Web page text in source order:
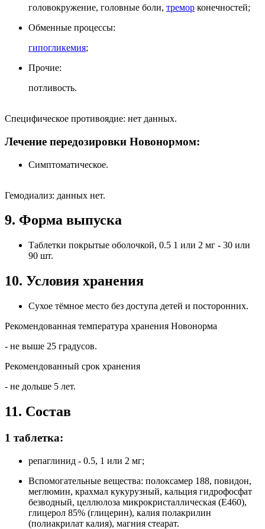
головокружение, головные боли, тремор конечностей;
Обменные процессы:
гипогликемия;
Прочие:
потливость.
Специфическое противоядие: нет данных.
Лечение передозировки Новонормом:
Симптоматическое.
Гемодиализ: данных нет.
9. Форма выпуска
Таблетки покрытые оболочкой, 0.5 1 или 2 мг - 30 или
90 шт.
10. Условия хранения
Сухое тёмное место без доступа детей и посторонних.
Рекомендованная температура хранения Новонорма
- не выше 25 градусов.
Рекомендованный срок хранения
- не дольше 5 лет.
11. Состав
1 таблетка:
репаглинид - 0.5, 1 или 2 мг;
Вспомогательные вещества: полоксамер 188, повидон,
меглюмин, крахмал кукурузный, кальция гидрофосфат
безводный, целлюлоза микрокристаллическая (E460),
глицерол 85% (глицерин), калия полакрилин
(полиакрилат калия), магния стеарат.